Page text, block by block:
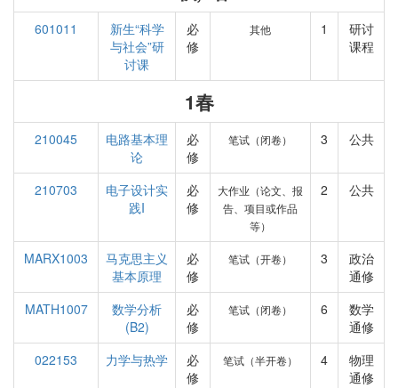
601011
新生“科学
与社会”研
讨课
必
修
其他 1
研讨
课程
1春
210045
电路基本理
论
必
修
笔试（闭卷） 3 公共
210703
电子设计实
践I
必
修
大作业（论文、报
告、项目或作品
等）
2 公共
MARX1003
马克思主义
基本原理
必
修
笔试（开卷） 3
政治
通修
MATH1007
数学分析
(B2)
必
修
笔试（闭卷） 6
数学
通修
022153
力学与热学
必
修
笔试（半开卷） 4
物理
通修